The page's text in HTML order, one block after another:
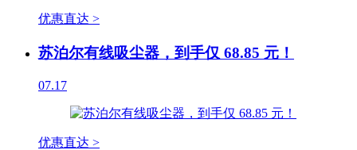
优惠直达 >
苏泊尔有线吸尘器，到手仅 68.85 元！
07.17
优惠直达 >